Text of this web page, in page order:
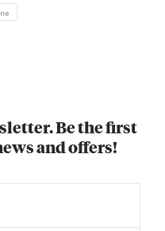
Be the first
and offers!